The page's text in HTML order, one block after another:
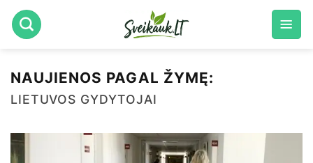
Skip
to
NAUJIENOS PAGAL ŽYMĘ:
LIETUVOS GYDYTOJAI